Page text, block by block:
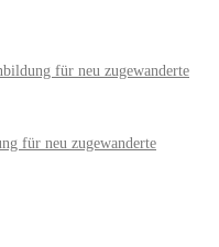
für neu zugewanderte
für neu zugewanderte